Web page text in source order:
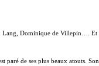
Lang, Dominique de Villepin…. Et
paré de ses plus beaux atouts. Son